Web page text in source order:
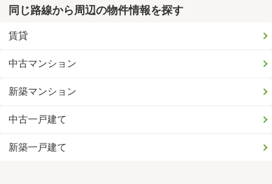
同じ路線から周辺の物件情報を探す
賃貸
中古マンション
新築マンション
中古一戸建て
新築一戸建て